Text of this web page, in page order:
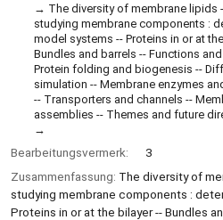
The diversity of membrane lipids
studying membrane components :
model systems -- Proteins in or at
Bundles and barrels -- Functions
Protein folding and biogenesis --
simulation -- Membrane enzymes
-- Transporters and channels --
assemblies -- Themes and future
Bearbeitungsvermerk:
3
Zusammenfassung: The diversity of
studying membrane components :
Proteins in or at the bilayer -- Bundles